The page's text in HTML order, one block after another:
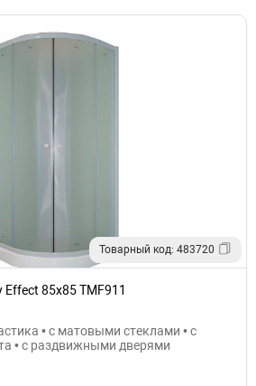
Товарный код: 483720
85x85 TMF911
• с матовыми стеклами • с
• с раздвижными дверями